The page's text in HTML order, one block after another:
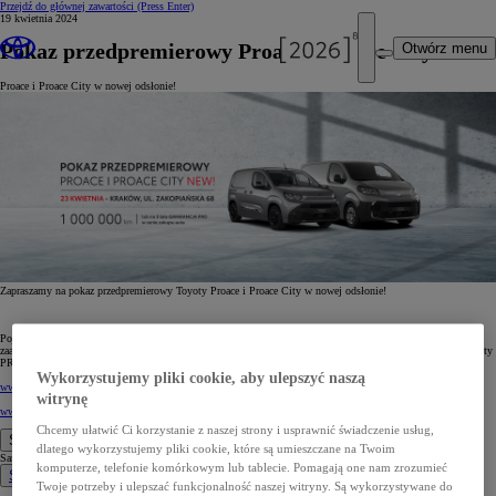
Przejdź do głównej zawartości (Press Enter)
Otwórz menu
19 kwietnia 2024
Pokaz przedpremierowy Proace i Proace City!
Proace i Proace City w nowej odsłonie!
Zapraszamy na pokaz przedpremierowy Toyoty Proace i Proace City w nowej odsłonie!
Pojazdy te charakteryzują się nowoczesną stylistyką, komfortowym wnętrzem z cyfrowym kokpitem i
zaawansowanymi rozwiązaniami poprawiającymi bezpieczeństwo. Wszystko to sprawia, że nowe wersje Toyoty
PROACE radzą sobie z każdym zadaniem i napędza Twój biznes.
www.toyotakrakow.com.pl/nowe-samochody/wkrotce/proace-city
www.toyotakrakow.com.pl/nowe-samochody/wkrotce/proace
Samochody
Samochody
Samochody osobowe
Wykorzystujemy pliki cookie, aby ulepszyć naszą
witrynę
Chcemy ułatwić Ci korzystanie z naszej strony i usprawnić świadczenie usług,
dlatego wykorzystujemy pliki cookie, które są umieszczane na Twoim
komputerze, telefonie komórkowym lub tablecie. Pomagają one nam zrozumieć
Twoje potrzeby i ulepszać funkcjonalność naszej witryny. Są wykorzystywane do